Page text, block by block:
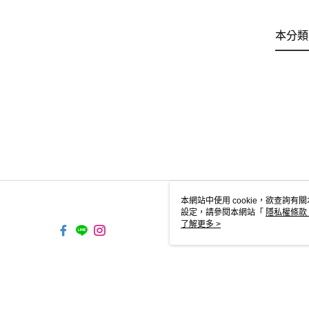
本分
本網站中使用 cookie，欲查詢有
設定，請參閱本網站「 隱私權條款
使用 cookie。
了解更多 >